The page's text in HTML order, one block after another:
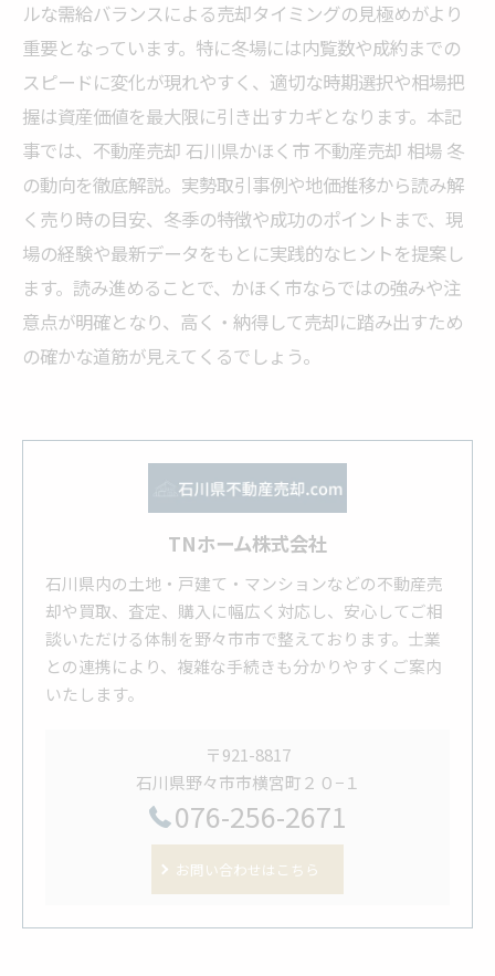
ルな需給バランスによる売却タイミングの見極めがより
重要となっています。特に冬場には内覧数や成約までの
スピードに変化が現れやすく、適切な時期選択や相場把
握は資産価値を最大限に引き出すカギとなります。本記
事では、不動産売却 石川県かほく市 不動産売却 相場 冬
の動向を徹底解説。実勢取引事例や地価推移から読み解
く売り時の目安、冬季の特徴や成功のポイントまで、現
場の経験や最新データをもとに実践的なヒントを提案し
ます。読み進めることで、かほく市ならではの強みや注
意点が明確となり、高く・納得して売却に踏み出すため
の確かな道筋が見えてくるでしょう。
TNホーム株式会社
石川県内の土地・戸建て・マンションなどの不動産売
却や買取、査定、購入に幅広く対応し、安心してご相
談いただける体制を野々市市で整えております。士業
との連携により、複雑な手続きも分かりやすくご案内
いたします。
〒921-8817
石川県野々市市横宮町２０−１
076-256-2671
お問い合わせはこちら